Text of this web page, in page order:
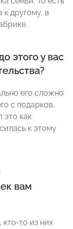
к другому, в
этого у вас
его сложно
с подарков,
это как
к этому
вам
то из них